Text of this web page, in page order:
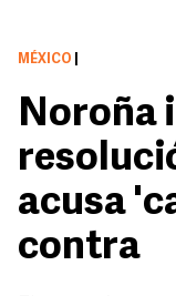
MÉXICO
Noroña
acusa
contra